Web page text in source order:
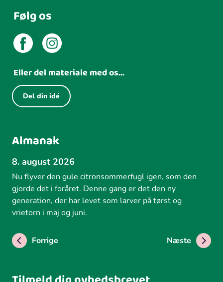
Følg os
Eller del materiale med os...
Del din idé
Almanak
8. august 2026
Nu flyver den gule citronsommerfugl igen, som den
gjorde det i foråret. Denne gang er det den ny
generation, der har levet som larver på tørst og
vrietorn i maj og juni.
Forrige Næste